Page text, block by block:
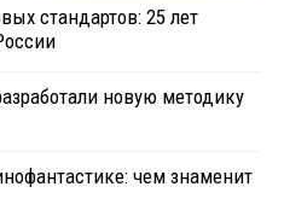
стандартов: 25 лет
новую методику
чем знаменит